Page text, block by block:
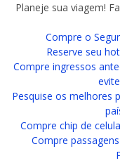
Planeje sua viagem!
Compre o
Reserve seu
Compre ingressos
Pesquise os melhores
Compre chip de
Compre